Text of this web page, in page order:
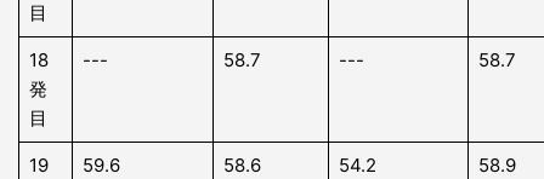
目
18
発
目
--- 58.7 --- 58.7
19
59.6 58.6 54.2 58.9